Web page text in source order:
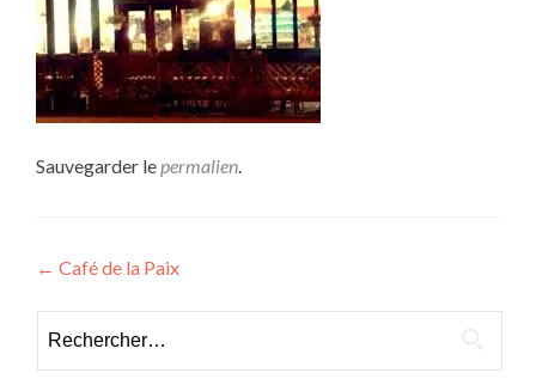
Sauvegarder lepermalien.
Navigation
de
l’article
← Café de la Paix